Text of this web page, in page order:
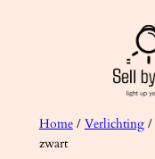
Home/ Verlichting/
zwart